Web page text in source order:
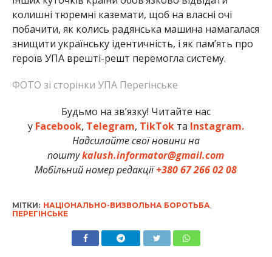
колишні тюремні каземати, щоб на власні очі
побачити, як колись радянська машина намагалася
знищити українську ідентичність, і як пам’ять про
героїв УПА врешті-решт перемогла систему.
ФОТО зі сторінки УПА Перегінське
Будьмо на зв’язку! Читайте нас
у Facebook, Telegram, TikTokта Instagram.
Надсилайте свої новини на
поштуkalush.informator@gmail.com
Мобільний номер редакції+380 67 266 02 08
МІТКИ: НАЦІОНАЛЬНО-ВИЗВОЛЬНА БОРОТЬБА
ПЕРЕГІНСЬКЕ